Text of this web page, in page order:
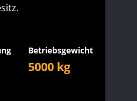
Betriebsgewicht
5000 kg